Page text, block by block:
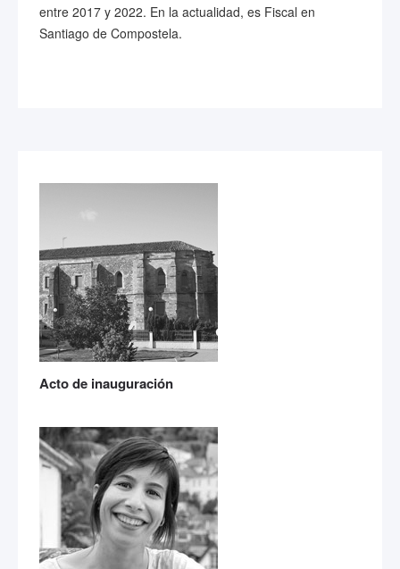
entre 2017 y 2022. En la actualidad, es Fiscal en
Santiago de Compostela.
Acto de inauguración